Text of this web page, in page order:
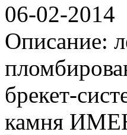
06-02-2014
Описание:
брекет-
камня